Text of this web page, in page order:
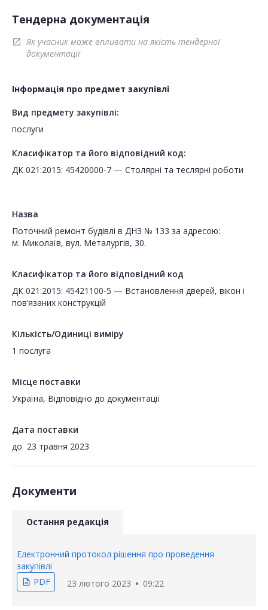
Тендерна документація
open_in_new
Як учасник може впливати на якість тендерної
документації
Інформація про предмет закупівлі
Вид предмету закупівлі:
послуги
Класифікатор та його відповідний код:
ДК 021:2015: 45420000-7 — Столярні та теслярні роботи
Назва
Поточний ремонт будівлі в ДНЗ № 133 за адресою:
м. Миколаїв, вул. Металургів, 30.
Класифікатор та його відповідний код
ДК 021:2015: 45421100-5 — Встановлення дверей, вікон і
пов’язаних конструкцій
Кількість/Одиниці виміру
1 послуга
Місце поставки
Україна, Відповідно до документації
Дата поставки
до 23 травня 2023
Документи
Остання редакція
Електронний протокол рішення про проведення
закупівлі
description PDF 23 лютого 2023 09:22